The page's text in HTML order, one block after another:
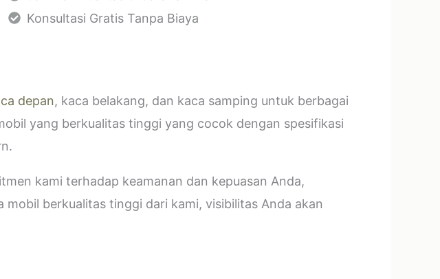
Konsultasi Gratis Tanpa Biaya
depan, kaca belakang, dan kaca samping untuk berbagai
yang berkualitas tinggi yang cocok dengan spesifikasi
kami terhadap keamanan dan kepuasan Anda,
berkualitas tinggi dari kami, visibilitas Anda akan